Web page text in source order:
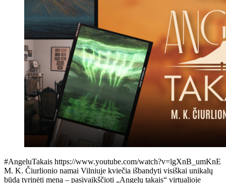
#AngeluTakais https://www.youtube.com/watch?v=lgXnB_umKnE
M. K. Čiurlionio namai Vilniuje kviečia išbandyti visiškai unikalų
būdą tyrinėti meną – pasivaikščioti „Angelų takais“ virtualioje